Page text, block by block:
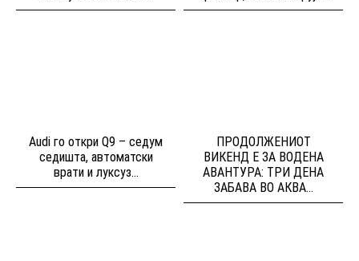
Audi го откри Q9 – седум
седишта, автоматски
врати и луксуз...
ПРОДОЛЖЕНИОТ
ВИКЕНД Е ЗА ВОДЕНА
АВАНТУРА: ТРИ ДЕНА
ЗАБАВА ВО АКВА...